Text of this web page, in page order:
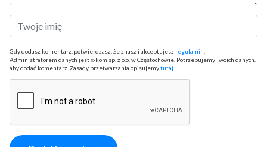
Gdy dodasz komentarz, potwierdzasz, że znasz i akceptujesz regulamin
Administratorem danych jest x-kom sp. z o.o. w Częstochowie. Potrzebujemy Twoich danych,
aby dodać komentarz. Zasady przetwarzania opisujemytutaj